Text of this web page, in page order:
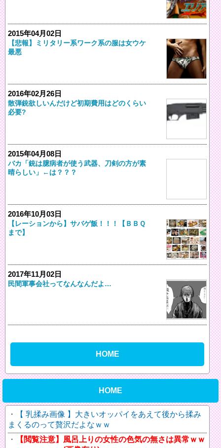
2015年04月02日
【悲報】ミリタリー系ワーク系の服は女ウケ
最悪
2016年02月26日
散弾銃欲しいんだけど初期費用はどのくらい
必要?
2015年04月08日
バカ「銃は臆病者が使う武器、刀剣の方が素
晴らしい」←は？？？
2016年10月03日
【レーションから】サバゲ飯！！！【ＢＢＱ
まで】
2017年11月02日
民間軍事会社ってなんなんだよ…
HOME
HOME
【 乳揉み画像 】大きいオッパイをあえて後から揉み
まくるのって贅沢だよなｗｗ
【閲覧注意】風呂上りの女性の色気の無さは異常ｗｗ